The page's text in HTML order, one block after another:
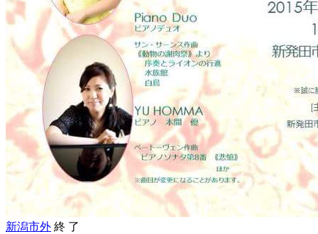
新潟市外 終 了